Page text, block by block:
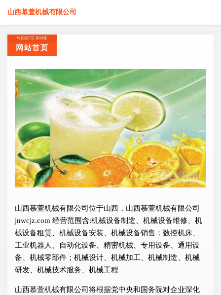
山西慕萱机械有限公司
WEBSITE HOME
网站首页
山西慕萱机械有限公司位于山西，山西慕萱机械有限公司
jnwcjz.com 经营范围含:机械设备制造、机械设备维修、机
械设备租赁、机械设备安装、机械设备销售；数控机床、
工业机器人、自动化设备、精密机械、专用设备、通用设
备、机械零部件；机械设计、机械加工、机械制造、机械
研发、机械技术服务、机械工程
山西慕萱机械有限公司将根据党中央和国务院对企业深化